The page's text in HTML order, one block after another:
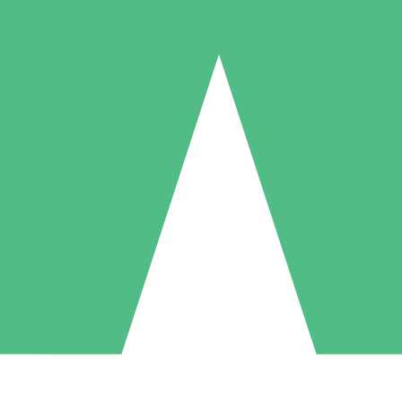
Packs de Crédits Individuels
à l'utilisation avec des crédits de téléchargement. Sans engagement
5 Téléchargements
US$